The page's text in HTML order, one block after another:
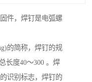
件，焊钉是电弧螺
的简称，焊钉的规
长度40～300 。焊
识别标志，焊钉的